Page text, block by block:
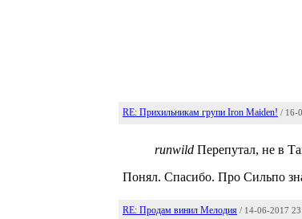
RE: Прихильникам групи Iron Maiden! / 16-
runwild Перепутал, не в
Понял. Спасибо. Про Сильпо
RE: Продам винил Мелодия / 14-06-2017